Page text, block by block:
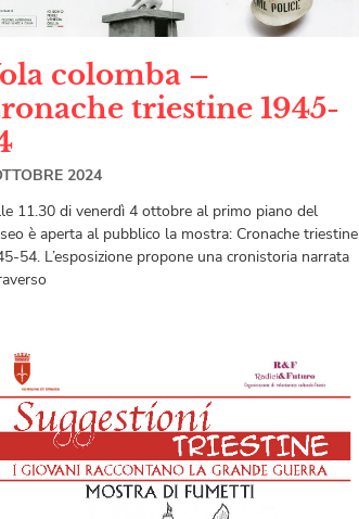
colomba –
triestine 1945-
2024
11.30 di venerdì 4 ottobre al primo piano del
è aperta al pubblico la mostra: Cronache triestine
54. L’esposizione propone una cronistoria narrata